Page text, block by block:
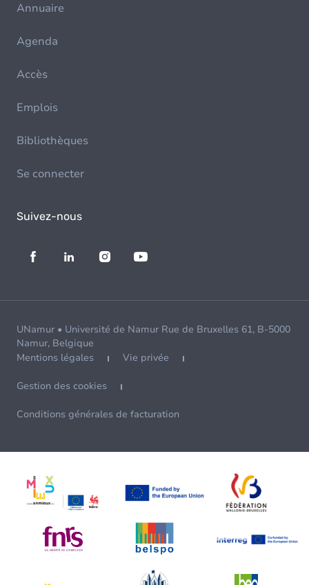
Annuaire
Agenda
Accès
Emplois
Bibliothèques
Se connecter
Suivez-nous
UNamur • Université de Namur Rue de Bruxelles 61, B-5000
Namur, Belgique
Mentions légales
Vie privée
Gestion des cookies
Conditions générales de facturation